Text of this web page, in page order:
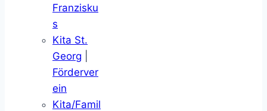
Franzisku
s
Kita St.
Georg
Förderver
ein
Kita/Famil